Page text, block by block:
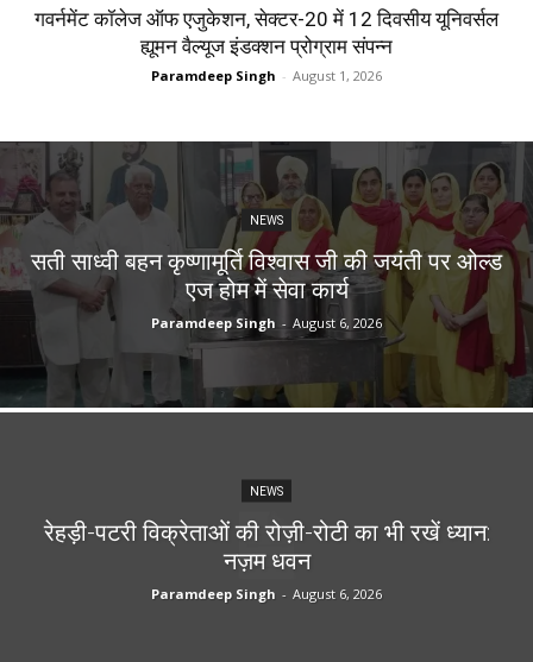
गवर्नमेंट कॉलेज ऑफ एजुकेशन, सेक्टर-20 में 12 दिवसीय यूनिवर्सल
ह्यूमन वैल्यूज इंडक्शन प्रोग्राम संपन्न
Paramdeep Singh - August 1, 2026
NEWS
सती साध्वी बहन कृष्णामूर्ति विश्वास जी की जयंती पर ओल्ड
एज होम में सेवा कार्य
Paramdeep Singh - August 6, 2026
NEWS
रेहड़ी-पटरी विक्रेताओं की रोज़ी-रोटी का भी रखें ध्यान:
नज़म धवन
Paramdeep Singh - August 6, 2026